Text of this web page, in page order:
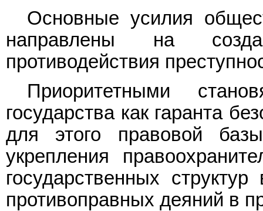
Основные усилия
направлены на
противодействия
Приоритетными
государства как гаранта
для этого правовой
укрепления
государственных
противоправных деяний в